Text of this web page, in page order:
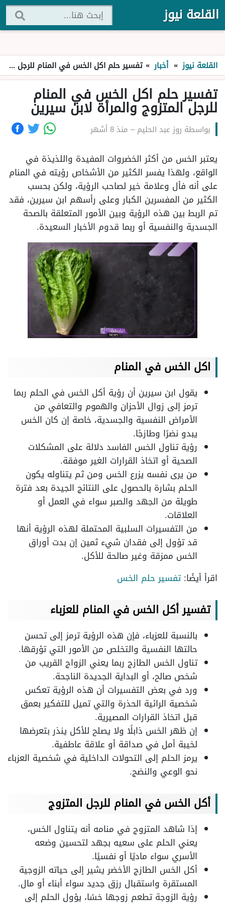
القلعة نيوز
القلعة نيوز » أخبار » تفسير حلم اكل الخس في المنام للرجل المتزوج والمرأة لابن سيرين
تفسير حلم اكل الخس في المنام
للرجل المتزوج والمرأة لابن سيرين
بواسطة روز عبد الحليم– منذ 8 أشهر
يعتبر الخس من أكثر الخضروات المفيدة واللذيذة في
الواقع، ولهذا يفسر الكثير من الأشخاص رؤيته في المنام
على أنه فأل وعلامة خير لصاحب الرؤية، ولكن بحسب
الكثير من المفسرين الكبار وعلى رأسهم ابن سيرين، فقد
تم الربط بين هذه الرؤية وبين الأمور المتعلقة بالصحة
الجسدية والنفسية أو ربما قدوم الأخبار السعيدة.
اكل الخس في المنام
يقول ابن سيرين أن رؤية أكل الخس في الحلم ربما
ترمز إلى زوال الأحزان والهموم والتعافي من
الأمراض النفسية والجسدية، خاصة إن كان الخس
يبدو نضرًا وطازجًا.
رؤية تناول الخس الفاسد دلالة على المشكلات
الصحية أو اتخاذ القرارات الغير موفقة.
من يرى نفسه يزرع الخس ومن ثم يتناوله يكون
الحلم بشارة بالحصول على النتائج الجيدة بعد فترة
طويلة من الجهد والصبر سواء في العمل أو
العلاقات.
من التفسيرات السلبية المحتملة لهذه الرؤية أنها
قد تؤول إلى فقدان شيء ثمين إن بدت أوراق
الخس ممزقة وغير صالحة للأكل.
اقرأ أيضًا:تفسير حلم الخس
تفسير أكل الخس في المنام للعزباء
بالنسبة للعزباء، فإن هذه الرؤية ترمز إلى تحسن
حالتها النفسية والتخلص من الأمور التي تؤرقها.
تناول الخس الطازج ربما يعني الزواج القريب من
شخص صالح، أو البداية الجديدة الناجحة.
ورد في بعض التفسيرات أن هذه الرؤية تعكس
شخصية الرائية الحذرة والتي تميل للتفكير بعمق
قبل اتخاذ القرارات المصيرية.
إن ظهر الخس ذابلًا ولا يصلح للأكل ينذر بتعرضها
لخيبة أمل في صداقة أو علاقة عاطفية.
يرمز الحلم إلى التحولات الداخلية في شخصية العزباء
نحو الوعي والنضج.
أكل الخس في المنام للرجل المتزوج
إذا شاهد المتزوج في منامه أنه يتناول الخس،
يعني الحلم على سعيه بجهد لتحسين وضعه
الأسري سواء ماديًا أو نفسيًا.
أكل الخس الطازج الأخضر يشير إلى حياته الزوجية
المستقرة واستقبال رزق جديد سواء أبناء أو مال.
رؤية الزوجة تطعم زوجها خسًا، يؤول الحلم إلى